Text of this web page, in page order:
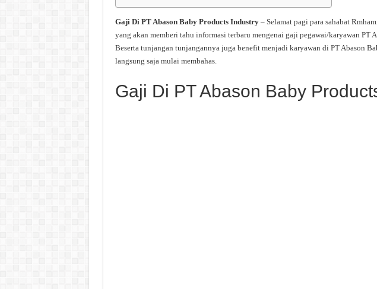
Gaji Di PT Abason Baby Products Industry – Selamat pagi para sahabat
yang akan memberi tahu informasi terbaru mengenai gaji pegawai/karyawan PT
Beserta tunjangan tunjangannya juga benefit menjadi karyawan di PT Abason
langsung saja mulai membahas.
Gaji Di PT Abason Baby